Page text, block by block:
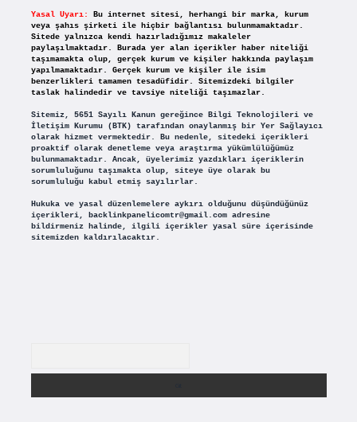
Yasal Uyarı:
Bu internet sitesi, herhangi bir marka, kurum
veya şahıs şirketi ile hiçbir bağlantısı bulunmamaktadır.
Sitede yalnızca kendi hazırladığımız makaleler
paylaşılmaktadır. Burada yer alan içerikler haber niteliği
taşımamakta olup, gerçek kurum ve kişiler hakkında paylaşım
yapılmamaktadır. Gerçek kurum ve kişiler ile isim
benzerlikleri tamamen tesadüfidir. Sitemizdeki bilgiler
taslak halindedir ve tavsiye niteliği taşımazlar.
Sitemiz, 5651 Sayılı Kanun gereğince Bilgi Teknolojileri ve
İletişim Kurumu (BTK) tarafından onaylanmış bir Yer Sağlayıcı
olarak hizmet vermektedir. Bu nedenle, sitedeki içerikleri
proaktif olarak denetleme veya araştırma yükümlülüğümüz
bulunmamaktadır. Ancak, üyelerimiz yazdıkları içeriklerin
sorumluluğunu taşımakta olup, siteye üye olarak bu
sorumluluğu kabul etmiş sayılırlar.
Hukuka ve yasal düzenlemelere aykırı olduğunu düşündüğünüz
içerikleri, backlinkpanelicomtr@gmail.comadresine
bildirmeniz halinde, ilgili içerikler yasal süre içerisinde
sitemizden kaldırılacaktır.